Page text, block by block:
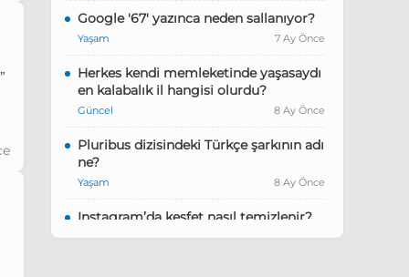
Google '67' yazınca neden sallanıyor?
Yaşam 7 Ay Önce
Herkes kendi memleketinde yaşasaydı
en kalabalık il hangisi olurdu?
Güncel 8 Ay Önce
Pluribus dizisindeki Türkçe şarkının adı
ne?
Yaşam 8 Ay Önce
Instagram’da keşfet nasıl temizlenir?
Yaşam 9 Ay Önce